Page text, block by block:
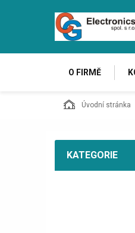
O FIRMĚ
Úvodní stránka
KATEGORIE